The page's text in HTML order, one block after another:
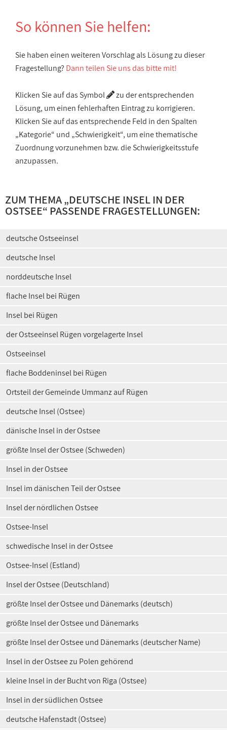
So können Sie helfen:
Sie haben einen weiteren Vorschlag als Lösung zu dieser
Fragestellung? Dann teilen Sie uns das bitte mit!
Klicken Sie auf das Symbol
zu der entsprechenden
Lösung, um einen fehlerhaften Eintrag zu korrigieren.
Klicken Sie auf das entsprechende Feld in den Spalten
„Kategorie“ und „Schwierigkeit“, um eine thematische
Zuordnung vorzunehmen bzw. die Schwierigkeitsstufe
anzupassen.
ZUM THEMA „DEUTSCHE INSEL IN DER
OSTSEE“ PASSENDE FRAGESTELLUNGEN:
deutsche Ostseeinsel
deutsche Insel
norddeutsche Insel
flache Insel bei Rügen
Insel bei Rügen
der Ostseeinsel Rügen vorgelagerte Insel
Ostseeinsel
flache Boddeninsel bei Rügen
Ortsteil der Gemeinde Ummanz auf Rügen
deutsche Insel (Ostsee)
dänische Insel in der Ostsee
größte Insel der Ostsee (Schweden)
Insel in der Ostsee
Insel im dänischen Teil der Ostsee
Insel der nördlichen Ostsee
Ostsee-Insel
schwedische Insel in der Ostsee
Ostsee-Insel (Estland)
Insel der Ostsee (Deutschland)
größte Insel der Ostsee und Dänemarks (deutsch)
größte Insel der Ostsee und Dänemarks
größte Insel der Ostsee und Dänemarks (deutscher Name)
Insel in der Ostsee zu Polen gehörend
kleine Insel in der Bucht von Riga (Ostsee)
Insel in der südlichen Ostsee
deutsche Hafenstadt (Ostsee)